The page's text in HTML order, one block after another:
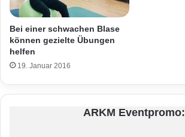
Bei einer schwachen Blase
können gezielte Übungen
helfen
19. Januar 2016
ARKM Eventpromo: